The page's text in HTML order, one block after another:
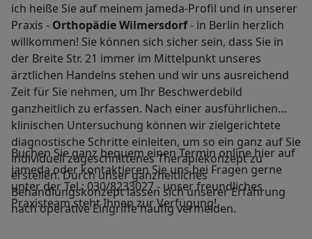
ich heiße Sie auf meinem jameda-Profil und in unserer
Praxis - Orthopädie Wilmersdorf- in Berlin herzlich
willkommen! Sie können sich sicher sein, dass Sie in
der Breite Str. 21 immer im Mittelpunkt unseres
ärztlichen Handelns stehen und wir uns ausreichend
Zeit für Sie nehmen, um Ihr Beschwerdebild
ganzheitlich zu erfassen. Nach einer ausführlichen
klinischen Untersuchung können wir zielgerichtete
diagnostische Schritte einleiten, um so ein ganz auf Sie
individuell zugeschnittenes Therapiekonzept zu
erstellen. Durch unser ganzheitliches
Behandlungskonzept lassen sich unserer Erfahrung
nach operative Eingriffe häufig vermeiden.
Buchen Sie ganz bequem einen Termin online hier auf
jameda oder kontaktieren Sie uns bei Fragen gerne
unter der Tel.: 030/8233027 - unser freundliches
Praxisteam steht Ihnen zur Verfügung!